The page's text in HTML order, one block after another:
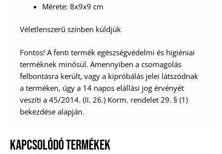
Mérete: 8x9x9 cm
Véletlenszerű színben küldjük
Fontos! A fenti termék egészségvédelmi és higiéniai
terméknek minősül. Amennyiben a csomagolás
felbontásra került, vagy a kipróbálás jelei látszódnak
a terméken, úgy a 14 napos elállási jog érvényét
veszíti a 45/2014. (II. 26.) Korm. rendelet 29. § (1)
bekezdése alapján.
KAPCSOLÓDÓ TERMÉKEK